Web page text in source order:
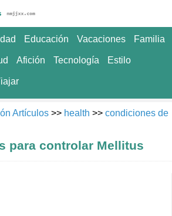
Educación Vacaciones Familia
Afición Tecnología Estilo
Artículos >> health >> condiciones de
para controlar Mellitus